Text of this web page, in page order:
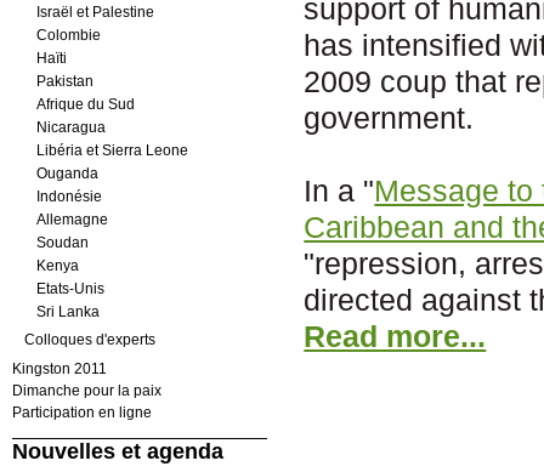
support of
has intensified
2009 coup that
government.
In a "Message to
Caribbean and
"repression,
directed against
Read more...
Israël et Palestine
Colombie
Haïti
Pakistan
Afrique du Sud
Nicaragua
Libéria et Sierra Leone
Ouganda
Indonésie
Allemagne
Soudan
Kenya
Etats-Unis
Sri Lanka
Colloques d'experts
Kingston 2011
Dimanche pour la paix
Participation en ligne
Nouvelles et agenda